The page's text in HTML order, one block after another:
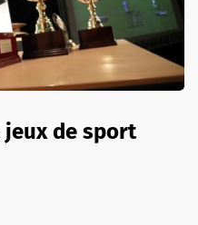
jeux de sport